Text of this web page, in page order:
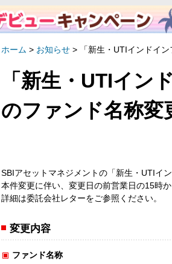
ホーム > お知らせ > 「新生・UTIインドイ
「新生・UTIイン
のファンド名称変
SBIアセットマネジメントの「新生・UTIイ
本件変更に伴い、変更日の前営業日の15時
詳細は委託会社レターをご参照ください。
変更内容
ファンド名称